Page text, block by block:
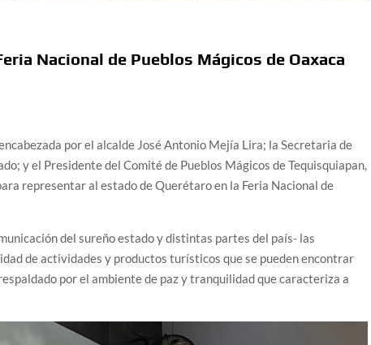
Nacional de Pueblos Mágicos de Oaxaca
por el alcalde José Antonio Mejía Lira; la Secretaria de
y el Presidente del Comité de Pueblos Mágicos de Tequisquiapan,
representar al estado de Querétaro en la Feria Nacional de
del sureño estado y distintas partes del país- las
de actividades y productos turísticos que se pueden encontrar
por el ambiente de paz y tranquilidad que caracteriza a